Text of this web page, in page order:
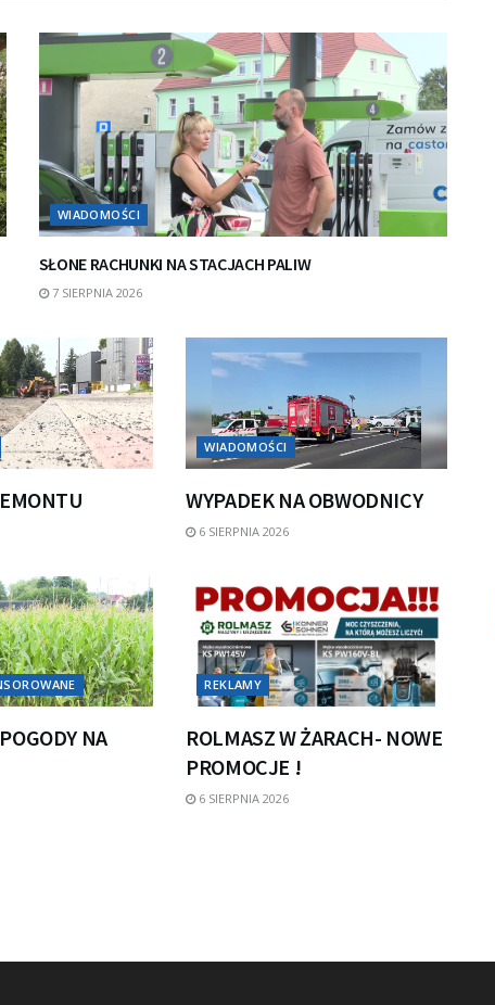
WIADOMOŚCI
SŁONE RACHUNKI NA STACJACH PALIW
7 SIERPNIA 2026
WIADOMOŚCI
WYPADEK NA OBWODNICY
6 SIERPNIA 2026
NA
REKLAMY
ROLMASZ W ŻARACH- NOWE
PROMOCJE !
6 SIERPNIA 2026